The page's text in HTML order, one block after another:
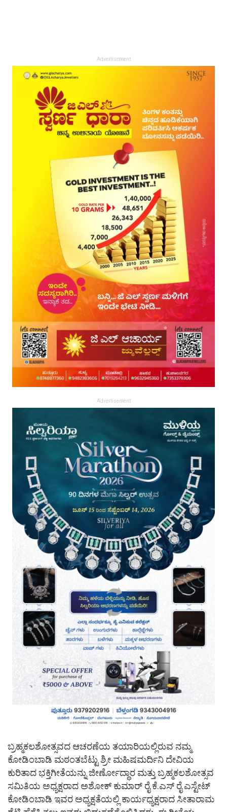
Advertisement
Advertisement
ಬ್ರಹ್ಮಕಲಶೋತ್ಸವದ ಆಚರಣೆಯ ತಯಾರಿಯಲ್ಲಿರುವ ನಮ್ಮ
ಕೋಡಿಂಬಾಡಿ ಮಠಂತಬೆಟ್ಟು ಶ್ರೀ ಮಹಿಷಮರ್ದಿನಿ ದೇವಿಯ
ಕುರಿತಾದ ಭಕ್ತಿಗೀತೆಯನ್ನು ಜೀರ್ಣೋದ್ಧಾರ ಮತ್ತು ಬ್ರಹ್ಮಕಲಶೋತ್ಸವ
ಸಮಿತಿಯ ಅಧ್ಯಕ್ಷರಾದ ಅಶೋಕ್ ಕುಮಾರ್ ರೈ ಕೆ.ಎಸ್ ರೈ ಎಸ್ಟೇಟ್
ಕೋಡಿಂಬಾಡಿ ಇವರ ಅಧ್ಯಕ್ಷತೆಯಲ್ಲಿ ಕಾರ್ಯಧ್ಯಕ್ಷರಾದ ಸೀತಾರಾಮ